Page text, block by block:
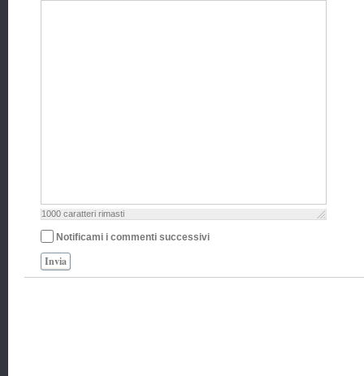
1000 caratteri rimasti
Notificami i commenti successivi
Invia